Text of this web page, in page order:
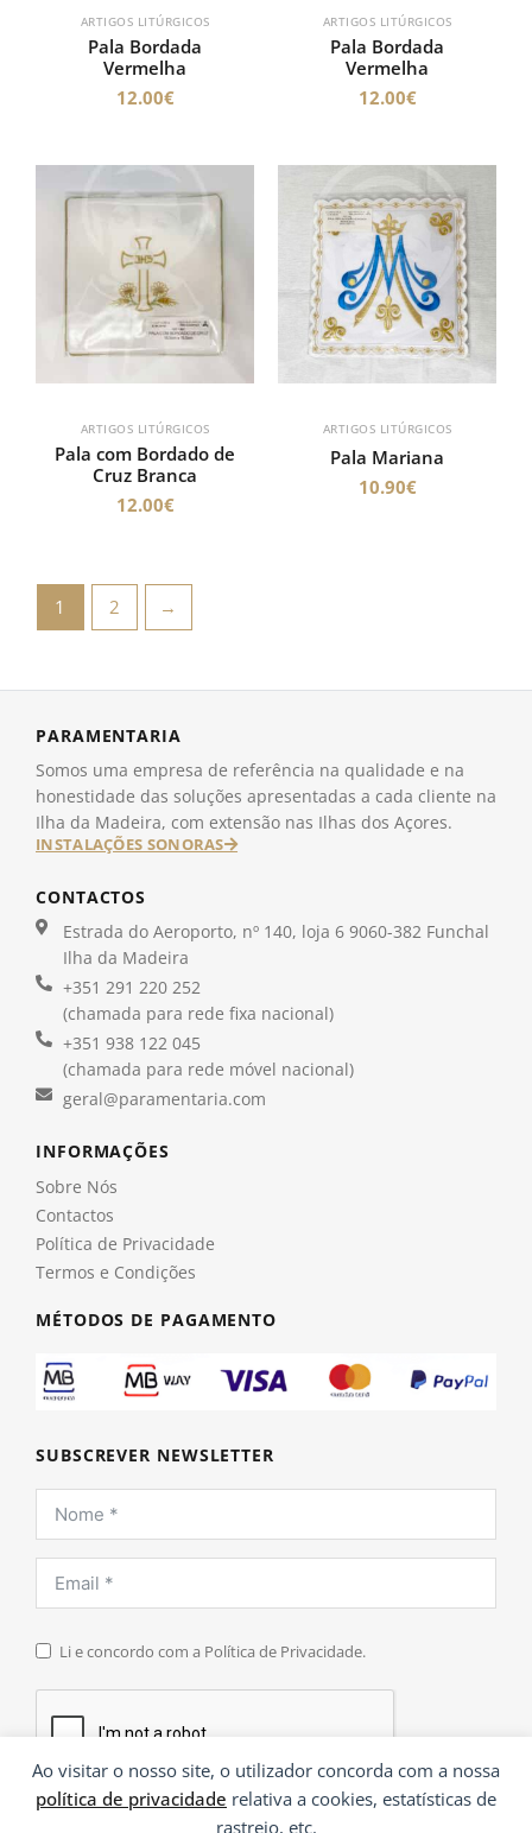
Ao visitar o nosso site, o utilizador concorda com a nossa
política de privacidade relativa a cookies, estatísticas de
rastreio, etc.
ARTIGOS LITÚRGICOS
Pala Bordada
Vermelha
12.00€
ARTIGOS LITÚRGICOS
Pala Bordada
Vermelha
12.00€
ARTIGOS LITÚRGICOS
Pala com Bordado de
Cruz Branca
12.00€
ARTIGOS LITÚRGICOS
Pala Mariana
10.90€
1 2 →
PARAMENTARIA
Somos uma empresa de referência na qualidade e na
honestidade das soluções apresentadas a cada cliente na
Ilha da Madeira, com extensão nas Ilhas dos Açores.
INSTALAÇÕES SONORAS
CONTACTOS
Estrada do Aeroporto, nº 140, loja 6 9060-382 Funchal
Ilha da Madeira
+351 291 220 252
(chamada para rede fixa nacional)
+351 938 122 045
(chamada para rede móvel nacional)
geral@paramentaria.com
INFORMAÇÕES
Sobre Nós
Contactos
Política de Privacidade
Termos e Condições
MÉTODOS DE PAGAMENTO
SUBSCREVER NEWSLETTER
Li e concordo com a Política de Privacidade.
INSCREVER